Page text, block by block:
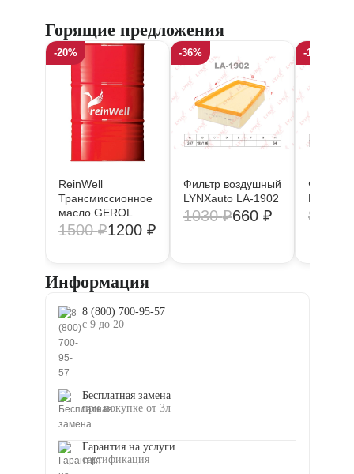
Информация
8 (800) 700-95-57
с 9 до 20
Бесплатная замена
при покупке от 3л
Гарантия на услуги
сертификация
Горящие предложения
-20%
ReinWell
Трансмиссионное
масло GEROL
DSG DCT (1/20)
1500₽1200 ₽
-36%
Фильтр воздушный
LYNXauto LA-1902
1030₽660 ₽
-18%
Фильтр
850